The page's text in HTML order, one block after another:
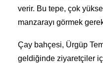
verir. Bu tepe, çok
manzarayı görmek
Çay bahçesi, Ürgüp
geldiğinde ziyaretçiler